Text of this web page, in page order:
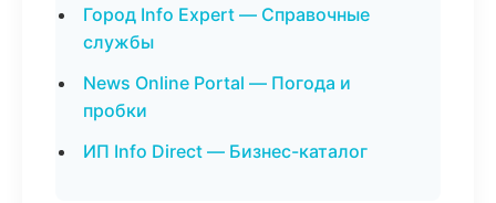
Город Info Expert — Справочные
службы
News Online Portal — Погода и
пробки
ИП Info Direct — Бизнес-каталог